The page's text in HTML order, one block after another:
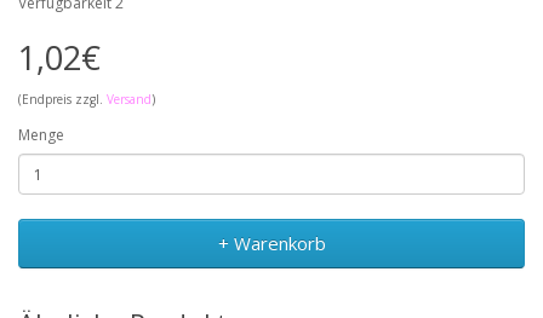
1,02€
(Endpreis zzgl. Versand)
Menge
+ Warenkorb